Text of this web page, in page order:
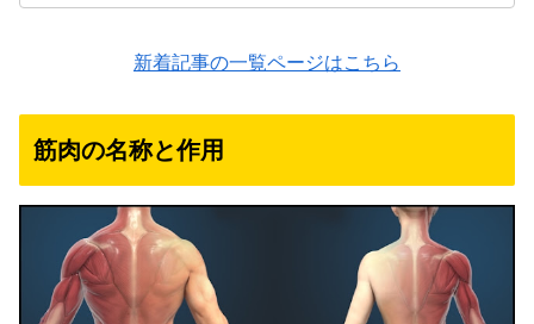
新着記事の一覧ページはこちら
筋肉の名称と作用